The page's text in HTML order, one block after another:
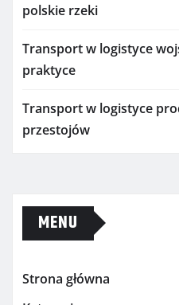
polskie rzeki
Transport w logistyce
praktyce
Transport w logistyce
przestojów
MENU
Strona główna